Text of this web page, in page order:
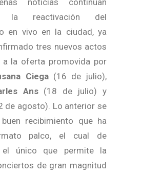
noticias continúan
la reactivación del
en vivo en la ciudad, ya
tres nuevos actos
a la oferta promovida por
Ciega(16 de julio),
Ans(18 de julio) y
de agosto). Lo anterior se
recibimiento que ha
palco, el cual de
único que permite la
de gran magnitud